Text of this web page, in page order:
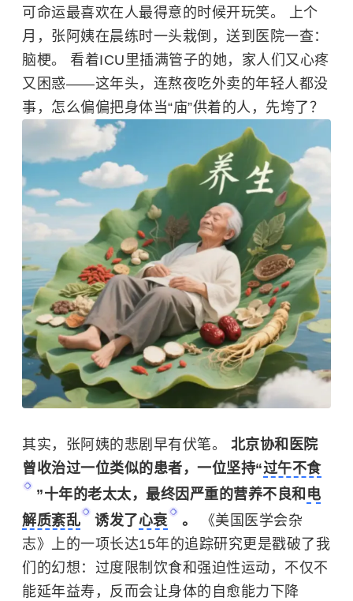
可命运最喜欢在人最得意的时候开玩笑。 上个
月，张阿姨在晨练时一头栽倒，送到医院一查：
脑梗。 看着ICU里插满管子的她，家人们又心疼
又困惑——这年头，连熬夜吃外卖的年轻人都没
事，怎么偏偏把身体当“庙”供着的人，先垮了？
其实，张阿姨的悲剧早有伏笔。 北京协和医院
曾收治过一位类似的患者，一位坚持“过午不食
”十年的老太太，最终因严重的营养不良和 电
解质紊乱
诱发了心衰 。
《美国医学会杂
志》上的一项长达15年的追踪研究更是戳破了我
们的幻想：过度限制饮食和强迫性运动，不仅不
能延年益寿，反而会让身体的自愈能力下降